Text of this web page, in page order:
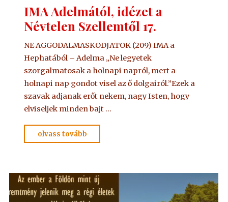
IMA Adelmától, idézet a
Névtelen Szellemtől 17.
NE AGGODALMASKODJATOK (209) IMA a
Hephatából – Adelma „Ne legyetek
szorgalmatosak a holnapi napról, mert a
holnapi nap gondot visel az ő dolgairól.”Ezek a
szavak adjanak erőt nekem, nagy Isten, hogy
elviseljek minden bajt …
olvass tovább
Adelmától,
a
Névtelen
Szellemtől